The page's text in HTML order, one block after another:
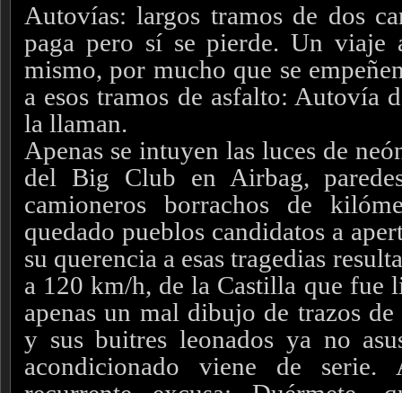
Autovías: largos tramos de dos
paga pero sí se pierde. Un viaje
mismo, por mucho que se
a esos tramos de asfalto: Autovía
la llaman.
Apenas se intuyen las luces de
del Big Club en Airbag,
camioneros borrachos de
quedado pueblos candidatos a
su querencia a esas tragedias
a 120 km/h, de la Castilla que fue
apenas un mal dibujo de trazos
y sus buitres leonados ya no
acondicionado viene de